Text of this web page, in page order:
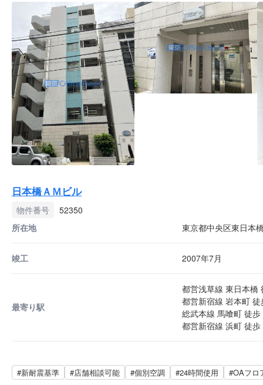
日本橋ＡＭビル
物件番号
52350
所在地
東京都中央区東日本
竣工 2007年7月
最寄り駅
都営浅草線 東日本橋
都営新宿線 岩本町
総武本線 馬喰町 徒歩
都営新宿線 浜町 徒歩
#新耐震基準 #店舗相談可能 #個別空調 #24時間使用 #OAフロ